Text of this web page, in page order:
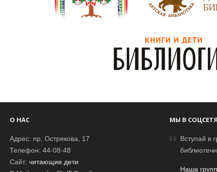
О НАС
Адрес: пр. Острякова, 17
Телефон: 44-08-48
Сайт: читающие.дети
МЫ В
Вступай в
Наша